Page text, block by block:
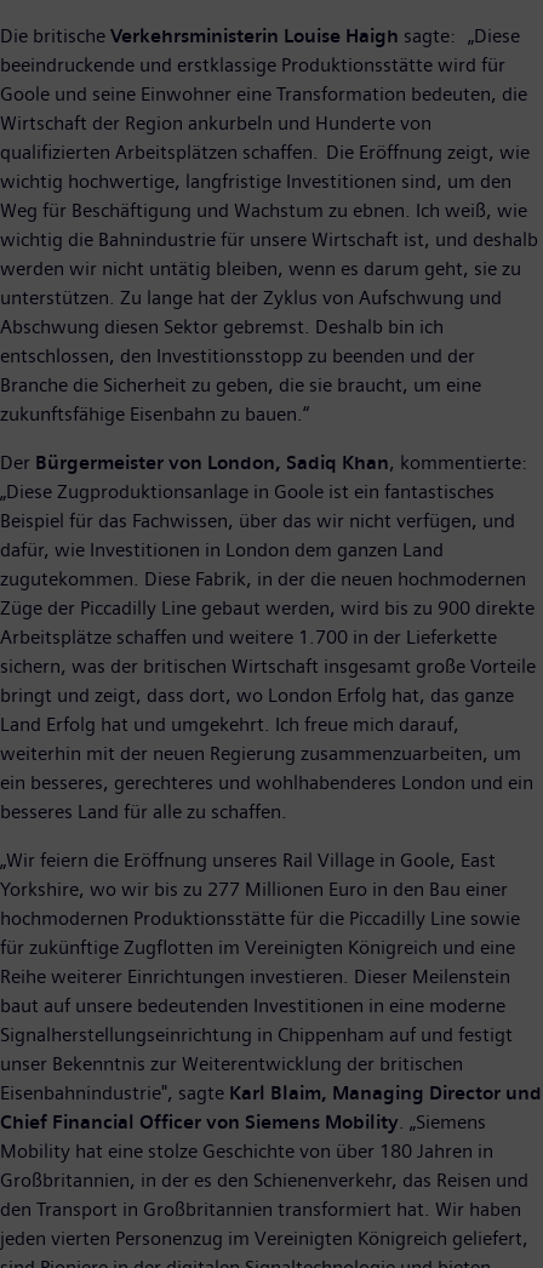
Die britische Verkehrsministerin Louise Haigh sagte: „Diese
beeindruckende und erstklassige Produktionsstätte wird für
Goole und seine Einwohner eine Transformation bedeuten, die
Wirtschaft der Region ankurbeln und Hunderte von
qualifizierten Arbeitsplätzen schaffen. Die Eröffnung zeigt, wie
wichtig hochwertige, langfristige Investitionen sind, um den
Weg für Beschäftigung und Wachstum zu ebnen. Ich weiß, wie
wichtig die Bahnindustrie für unsere Wirtschaft ist, und deshalb
werden wir nicht untätig bleiben, wenn es darum geht, sie zu
unterstützen. Zu lange hat der Zyklus von Aufschwung und
Abschwung diesen Sektor gebremst. Deshalb bin ich
entschlossen, den Investitionsstopp zu beenden und der
Branche die Sicherheit zu geben, die sie braucht, um eine
zukunftsfähige Eisenbahn zu bauen.“
Der Bürgermeister von London, Sadiq Khan, kommentierte:
„Diese Zugproduktionsanlage in Goole ist ein fantastisches
Beispiel für das Fachwissen, über das wir nicht verfügen, und
dafür, wie Investitionen in London dem ganzen Land
zugutekommen. Diese Fabrik, in der die neuen hochmodernen
Züge der Piccadilly Line gebaut werden, wird bis zu 900 direkte
Arbeitsplätze schaffen und weitere 1.700 in der Lieferkette
sichern, was der britischen Wirtschaft insgesamt große Vorteile
bringt und zeigt, dass dort, wo London Erfolg hat, das ganze
Land Erfolg hat und umgekehrt. Ich freue mich darauf,
weiterhin mit der neuen Regierung zusammenzuarbeiten, um
ein besseres, gerechteres und wohlhabenderes London und ein
besseres Land für alle zu schaffen.
„Wir feiern die Eröffnung unseres Rail Village in Goole, East
Yorkshire, wo wir bis zu 277 Millionen Euro in den Bau einer
hochmodernen Produktionsstätte für die Piccadilly Line sowie
für zukünftige Zugflotten im Vereinigten Königreich und eine
Reihe weiterer Einrichtungen investieren. Dieser Meilenstein
baut auf unsere bedeutenden Investitionen in eine moderne
Signalherstellungseinrichtung in Chippenham auf und festigt
unser Bekenntnis zur Weiterentwicklung der britischen
Eisenbahnindustrie", sagte Karl Blaim, Managing Director und
Chief Financial Officer von Siemens Mobility . „Siemens
Mobility hat eine stolze Geschichte von über 180 Jahren in
Großbritannien, in der es den Schienenverkehr, das Reisen und
den Transport in Großbritannien transformiert hat. Wir haben
jeden vierten Personenzug im Vereinigten Königreich geliefert,